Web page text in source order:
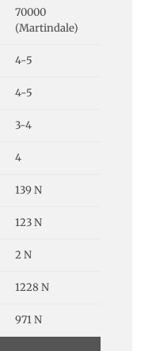
70000
(Martindale)
4-5
4-5
3-4
4
139 N
123 N
2 N
1228 N
971 N